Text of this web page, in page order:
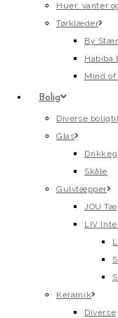
Huer, vanter
Tørklæder
By Stær
Habiba
Mind
Bolig
Diverse
Glas
Skåle
Gulvtæpper
JOU
LIV
Keramik
Diverse